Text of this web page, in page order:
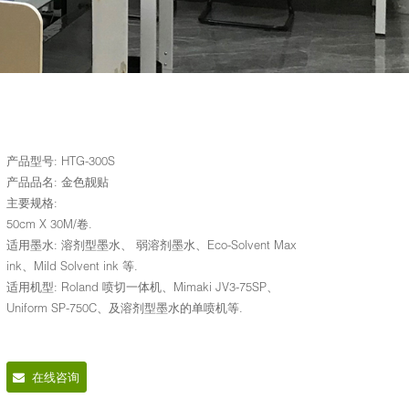
产品型号: HTG-300S
产品品名: 金色靓贴
主要规格:
50cm X 30M/卷.
适用墨水: 溶剂型墨水、 弱溶剂墨水、Eco-Solvent Max
ink、Mild Solvent ink 等.
适用机型: Roland 喷切一体机、Mimaki JV3-75SP、
Uniform SP-750C、及溶剂型墨水的单喷机等.
在线咨询